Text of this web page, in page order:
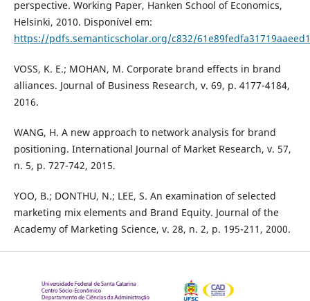
perspective. Working Paper, Hanken School of Economics,
Helsinki, 2010. Disponível em:
https://pdfs.semanticscholar.org/c832/
VOSS, K. E.; MOHAN, M. Corporate brand effects in brand
alliances. Journal of Business Research, v. 69, p. 4177-4184,
2016.
WANG, H. A new approach to network analysis for brand
positioning. International Journal of Market Research, v. 57,
n. 5, p. 727-742, 2015.
YOO, B.; DONTHU, N.; LEE, S. An examination of selected
marketing mix elements and Brand Equity. Journal of the
Academy of Marketing Science, v. 28, n. 2, p. 195-211, 2000.